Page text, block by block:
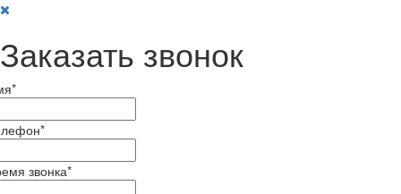
Заказать звонок
*
*
звонка*